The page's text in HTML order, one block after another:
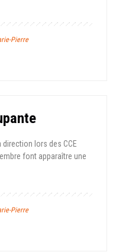
Pierre
direction lors des CCE
font apparaître une
Pierre